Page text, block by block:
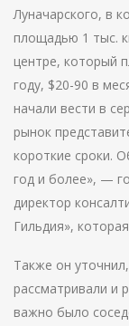
Луначарского, в
площадью 1 тыс.
центре, который
году, $20-90 в
начали вести в
рынок
короткие сроки.
год и более», —
директор
Гильдия»,
Также он
рассматривали и
важно было